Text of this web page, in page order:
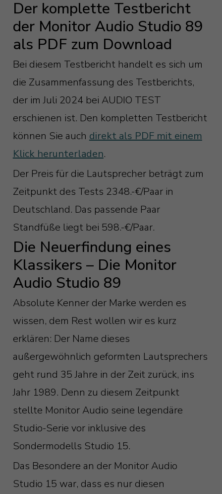
Der komplette Testbericht
der Monitor Audio Studio 89
als PDF zum Download
Bei diesem Testbericht handelt es sich um
die Zusammenfassung des Testberichts,
der im Juli 2024 bei AUDIO TEST
erschienen ist. Den kompletten Testbericht
können Sie auch direkt als PDF mit einem
Klick herunterladen.
Der Preis für die Lautsprecher beträgt zum
Zeitpunkt des Tests 2348.-€/Paar in
Deutschland. Das passende Paar
Standfüße liegt bei 598.-€/Paar.
Die Neuerfindung eines
Klassikers – Die Monitor
Audio Studio 89
Absolute Kenner der Marke werden es
wissen, dem Rest wollen wir es kurz
erklären: Der Name dieses
außergewöhnlich geformten Lautsprechers
geht rund 35 Jahre in der Zeit zurück, ins
Jahr 1989. Denn zu diesem Zeitpunkt
stellte Monitor Audio seine legendäre
Studio-Serie vor inklusive des
Sondermodells Studio 15.
Das Besondere an der Monitor Audio
Studio 15 war, dass es nur diesen